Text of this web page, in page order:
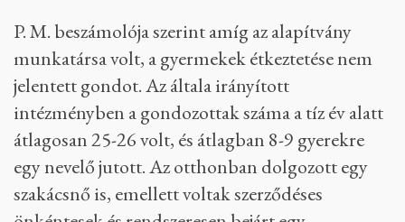
P. M. beszámolója szerint amíg az alapítvány
munkatársa volt, a gyermekek étkeztetése nem
jelentett gondot. Az általa irányított
intézményben a gondozottak száma a tíz év alatt
átlagosan 25-26 volt, és átlagban 8-9 gyerekre
egy nevelő jutott. Az otthonban dolgozott egy
szakácsnő is, emellett voltak szerződéses